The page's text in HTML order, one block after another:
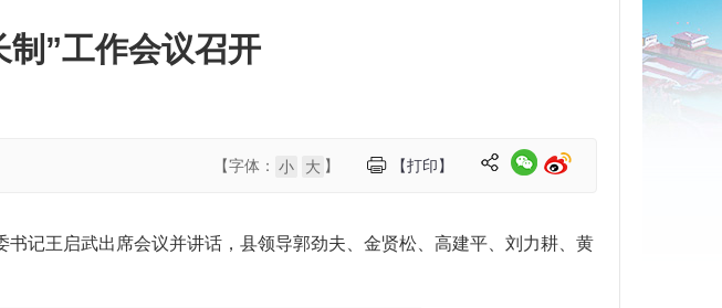
”工作会议召开
【打印】
【字体： 小 大 】
记王启武出席会议并讲话，县领导郭劲夫、金贤松、高建平、刘力耕、黄